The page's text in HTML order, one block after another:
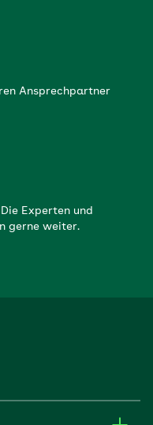
Ansprechpartner
Experten und
gerne weiter.